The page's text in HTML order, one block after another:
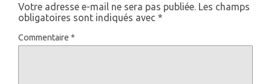
Votre adresse e-mail ne sera pas publiée. Les champs
obligatoires sont indiqués avec *
Commentaire *